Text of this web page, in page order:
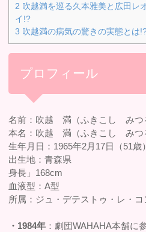
2 吹越満を巡る久本雅美と広田レ
イ!?
3 吹越満の病気の驚きの実態とは
プロフィール
名前：吹越 満（ふきこし みつ
本名：吹越 満（ふきこし みつ
生年月日：1965年2月17日（51歳）
出生地：青森県
身長」168cm
血液型：A型
所属：ジュ・デテストゥ・レ・
・1984年 ：劇団WAHAHA本舗に